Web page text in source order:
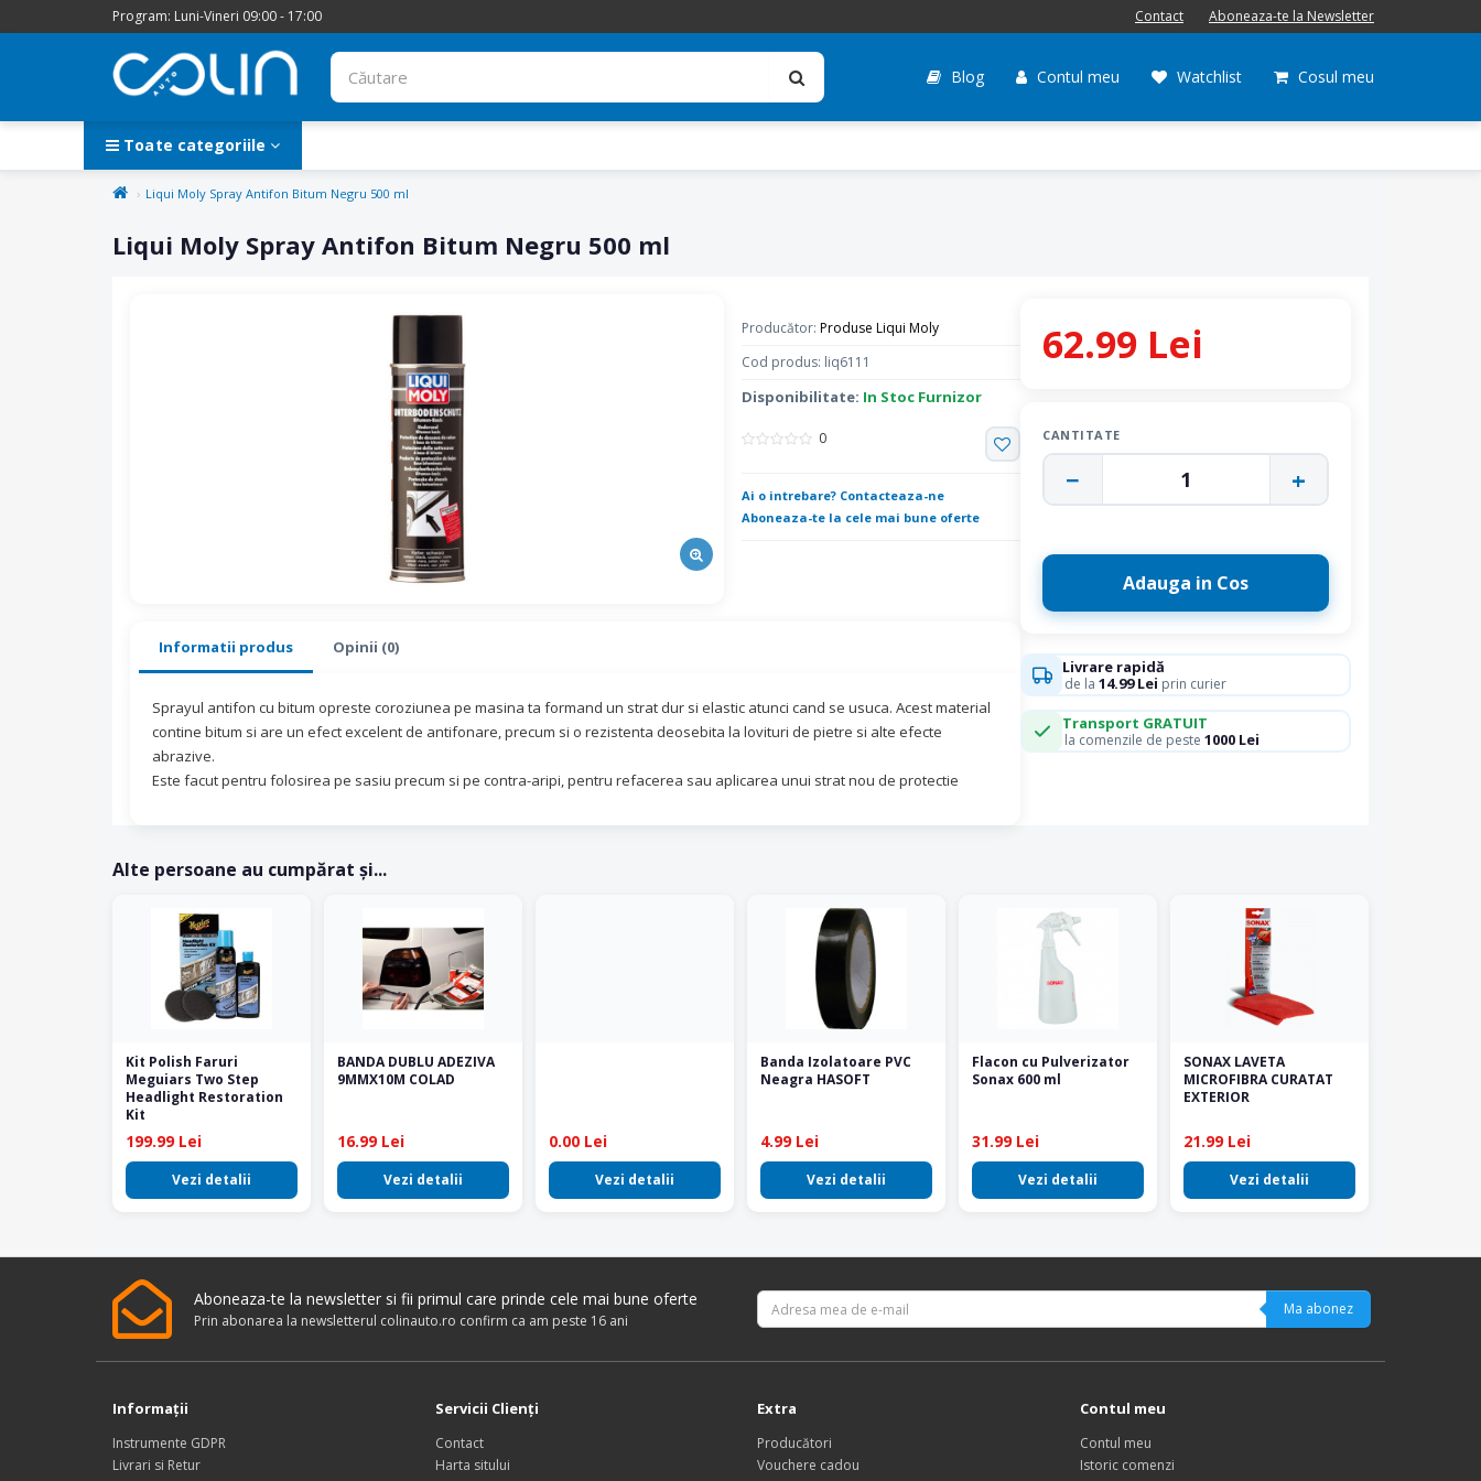
Program: Luni-Vineri 09:00 - 17:00 Contact Aboneaza-te la Newsletter
Blog Contul meu Watchlist Cosul meu
Toate categoriile
Liqui Moly Spray Antifon Bitum Negru 500 ml
Liqui Moly Spray Antifon Bitum Negru 500 ml
Producător: Produse Liqui Moly
Cod produs: liq6111
Disponibilitate: In Stoc Furnizor
0
Ai o intrebare? Contacteaza-ne
Aboneaza-te la cele mai bune oferte
Informatii produs Opinii (0)
Sprayul antifon cu bitum opreste coroziunea pe masina ta formand un strat dur si elastic atunci cand se usuca. Acest material
contine bitum si are un efect excelent de antifonare, precum si o rezistenta deosebita la lovituri de pietre si alte efecte
abrazive.
Este facut pentru folosirea pe sasiu precum si pe contra-aripi, pentru refacerea sau aplicarea unui strat nou de protectie
62.99 Lei
CANTITATE
− 1 +
Adauga in Cos
Livrare rapidă
de la 14.99 Lei prin curier
Transport GRATUIT
la comenzile de peste 1000 Lei
Alte persoane au cumpărat și...
Kit Polish Faruri
Meguiars Two Step
Headlight Restoration
Kit
199.99 Lei
Vezi detalii
BANDA DUBLU ADEZIVA
9MMX10M COLAD
16.99 Lei
Vezi detalii
0.00 Lei
Vezi detalii
Banda Izolatoare PVC
Neagra HASOFT
4.99 Lei
Vezi detalii
Flacon cu Pulverizator
Sonax 600 ml
31.99 Lei
Vezi detalii
SONAX LAVETA
MICROFIBRA CURATAT
EXTERIOR
21.99 Lei
Vezi detalii
Aboneaza-te la newsletter si fii primul care prinde cele mai bune oferte
Prin abonarea la newsletterul colinauto.ro confirm ca am peste 16 ani
Ma abonez
Informaţii
Instrumente GDPR
Livrari si Retur
Servicii Clienţi
Contact
Harta sitului
Extra
Producători
Vouchere cadou
Contul meu
Contul meu
Istoric comenzi